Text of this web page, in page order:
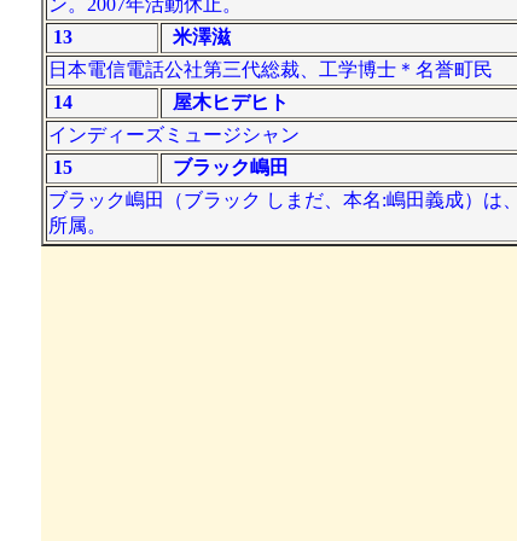
ン。2007年活動休止。
13
米澤滋
日本電信電話公社第三代総裁、工学博士＊名誉町民
14
屋木ヒデヒト
インディーズミュージシャン
15
ブラック嶋田
ブラック嶋田（ブラック しまだ、本名:嶋田義成）は
所属。